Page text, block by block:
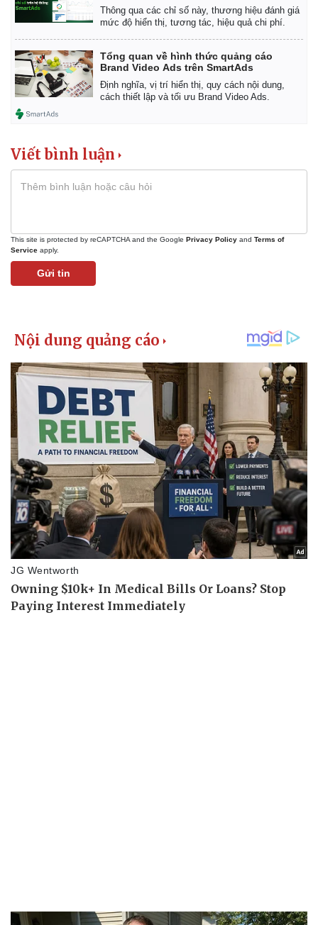
Cuộc sống đó đây
Ảnh
E-Magazine
Thông qua các chỉ số này, thương hiệu đánh giá
mức độ hiển thị, tương tác, hiệu quả chi phí.
Tổng quan về hình thức quảng cáo
Brand Video Ads trên SmartAds
Định nghĩa, vị trí hiển thị, quy cách nội dung,
cách thiết lập và tối ưu Brand Video Ads.
Viết bình luận
This site is protected by reCAPTCHA and the Google Privacy Policy and Terms of
Service apply.
Gửi tin